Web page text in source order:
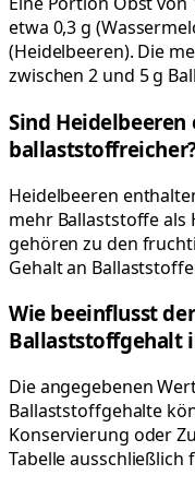
etwa 0,3 g
(Heidelbeeren). Die
zwischen 2 und 5 g
Sind
Heidelbeeren
mehr Ballaststoffe als
gehören zu den
Gehalt an
Wie beeinflusst
Ballaststoffgehalt
Die angegebenen
Ballaststoffgehalte
Konservierung oder
Tabelle ausschließlich